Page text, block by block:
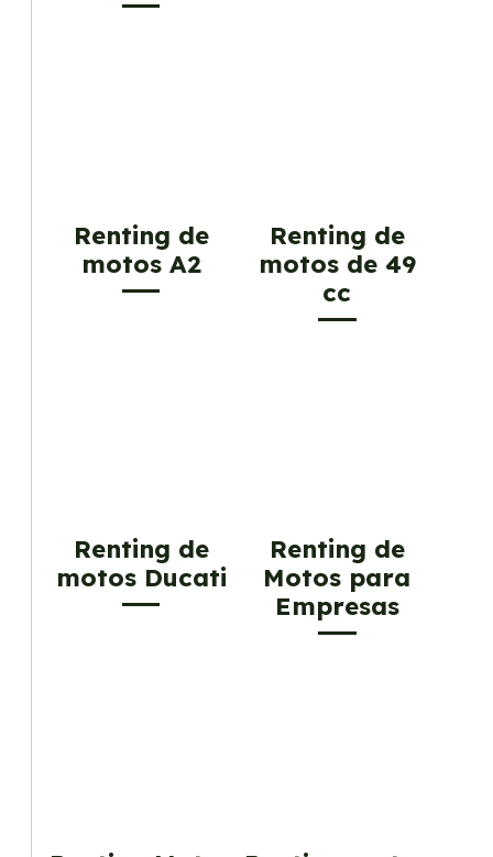
Renting de
motos A2
Renting de
motos de 49
cc
Renting de
motos Ducati
Renting de
Motos para
Empresas